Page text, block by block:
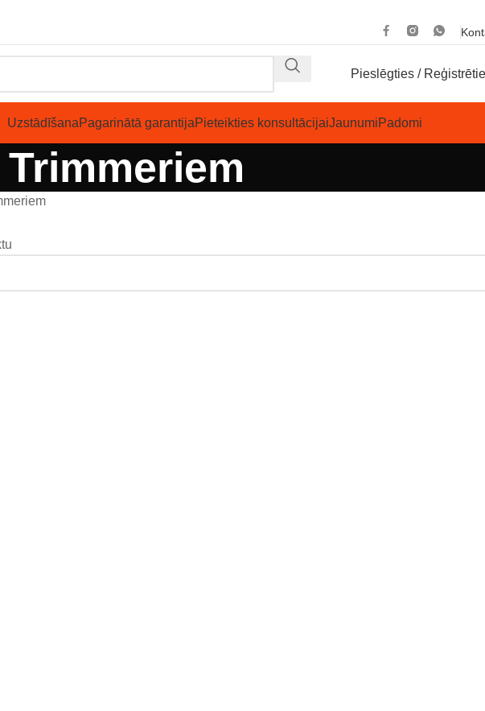
Pieslēgties /
UzstādīšanaPagarinātā garantijaPieteikties konsultācijaiJaunumiPadomi
Trimmeriem